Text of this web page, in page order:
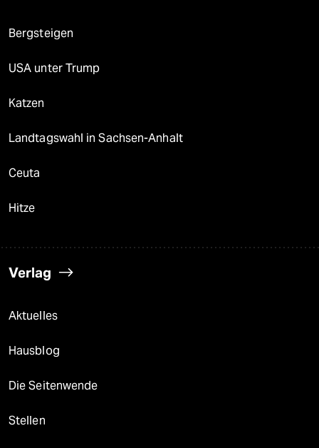
Bergsteigen
USA unter Trump
Katzen
Landtagswahl in Sachsen-Anhalt
Ceuta
Hitze
Verlag
Aktuelles
Hausblog
Die Seitenwende
Stellen